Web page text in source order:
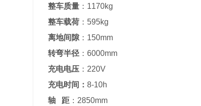
整车质量 ：1170kg
整车载荷 ：595kg
离地间隙：150mm
转弯半径 ：6000mm
充电电压 ：220V
充电时间： 8-10h
轴 距 ：2850mm